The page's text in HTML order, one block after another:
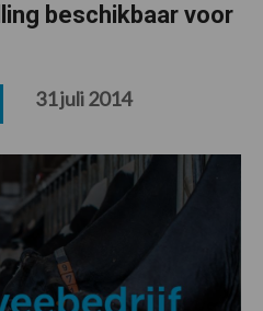
beschikbaar voor
31 juli 2014